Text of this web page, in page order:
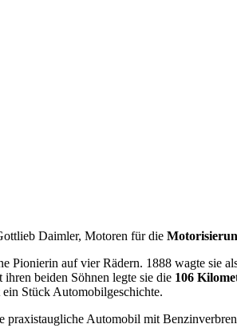
Daimler, Motoren für die
Pionierin auf vier Rädern. 1888 wagte sie
beiden Söhnen legte sie die 106
Stück Automobilgeschichte.
praxistaugliche Automobil mit